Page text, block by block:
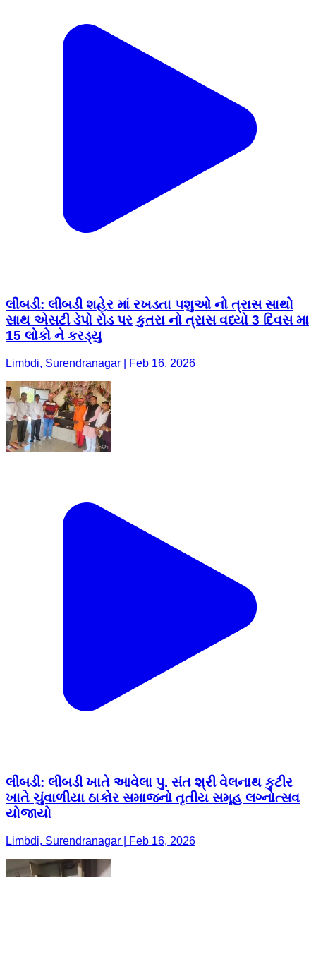
લીંબડી: લીંબડી શહેર માં રખડતા પશુઓ નો ત્રાસ સાથો
સાથ એસટી ડેપો રોડ પર કુતરા નો ત્રાસ વધ્યો 3 દિવસ મા
15 લોકો ને કરડ્યુ
Limbdi, Surendranagar | Feb 16, 2026
લીંબડી: લીંબડી ખાતે આવેલા પુ. સંત શ્રી વેલનાથ કુટીર
ખાતે ચુંવાળીયા ઠાકોર સમાજનો તૃતીય સમૂહ લગ્નોત્સવ
યોજાયો
Limbdi, Surendranagar | Feb 16, 2026